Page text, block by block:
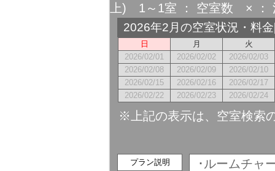
上) 1～1室 ： 空室数 × ：
2026年2月の空室状況・料
日 月
火
2026/02/01
2026/02/02
2026/02/03
2026/02/08
2026/02/09
2026/02/10
2026/02/15
2026/02/16
2026/02/17
2026/02/22
2026/02/23 2026/02/24
※上記の表示は、空室検索
プラン説明
･ルームチャ